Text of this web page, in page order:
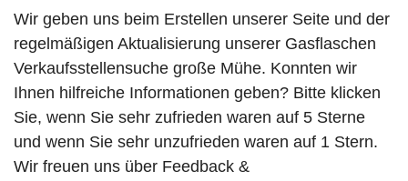
Wir geben uns beim Erstellen unserer Seite und der
regelmäßigen Aktualisierung unserer Gasflaschen
Verkaufsstellensuche große Mühe. Konnten wir
Ihnen hilfreiche Informationen geben? Bitte klicken
Sie, wenn Sie sehr zufrieden waren auf 5 Sterne
und wenn Sie sehr unzufrieden waren auf 1 Stern.
Wir freuen uns über Feedback &